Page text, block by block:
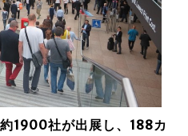
1900社が出展し、188カ